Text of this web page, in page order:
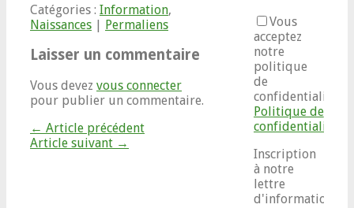
Catégories : Information,
Naissances | Permaliens
Laisser un commentaire
Vous devez vous connecter
pour publier un commentaire.
← Article précédent
Article suivant →
Vous
acceptez
notre
politique
de
confidentialité
Politique de
confidentialité
Inscription
à notre
lettre
d'informations